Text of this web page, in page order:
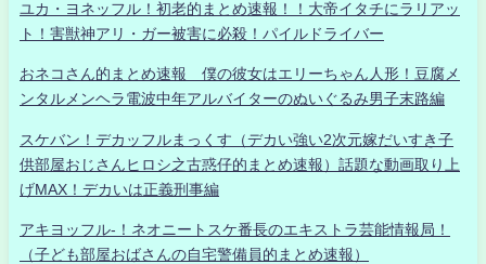
ユカ・ヨネッフル！初老的まとめ速報！！大帝イタチにラリアッ
ト！害獣神アリ・ガー被害に必殺！パイルドライバー
おネコさん的まとめ速報 僕の彼女はエリーちゃん人形！豆腐メ
ンタルメンヘラ電波中年アルバイターのぬいぐるみ男子末路編
スケバン！デカッフルまっくす（デカい強い2次元嫁だいすき子
供部屋おじさんヒロシ之古惑仔的まとめ速報）話題な動画取り上
げMAX！デカいは正義刑事編
アキヨッフル-！ネオニートスケ番長のエキストラ芸能情報局！
（子ども部屋おばさんの自宅警備員的まとめ速報）